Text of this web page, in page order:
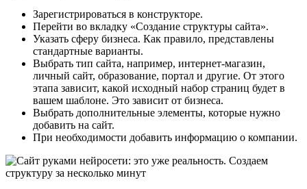
Зарегистрироваться в конструкторе.
Перейти во вкладку «Создание структуры сайта».
Указать сферу бизнеса. Как правило, представлены
стандартные варианты.
Выбрать тип сайта, например, интернет-магазин,
личный сайт, образование, портал и другие. От этого
этапа зависит, какой исходный набор страниц будет в
вашем шаблоне. Это зависит от бизнеса.
Выбрать дополнительные элементы, которые нужно
добавить на сайт.
При необходимости добавить информацию о компании.